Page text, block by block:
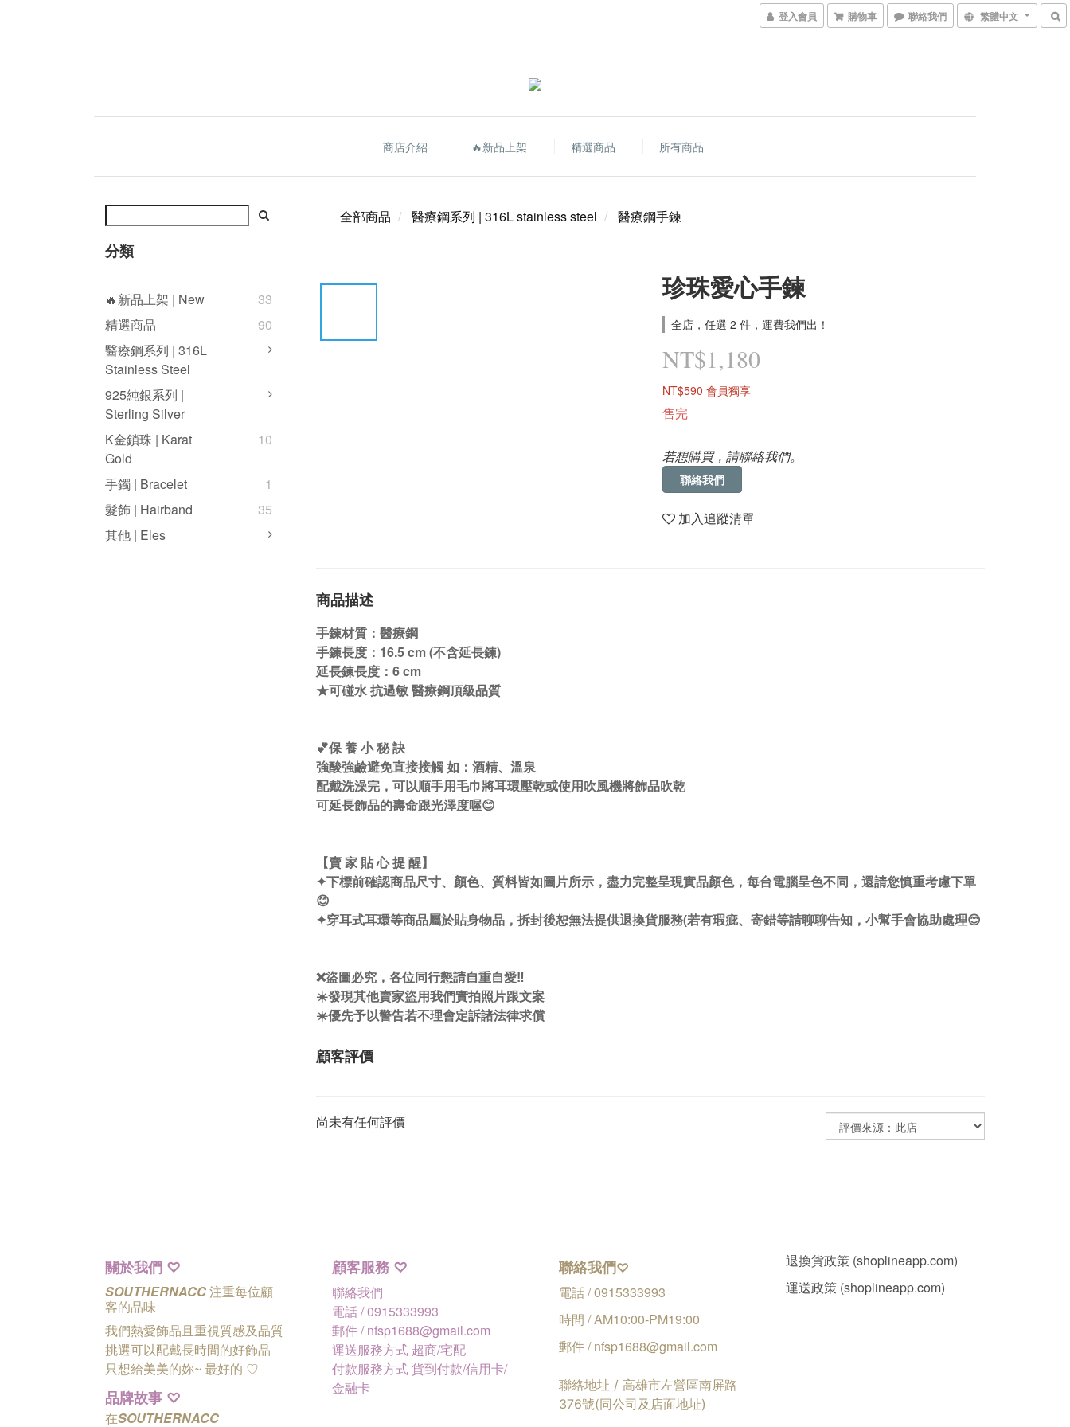
登入會員 購物車 聯絡我們 繁體中文
商店介紹 🔥新品上架 精選商品 所有商品
分類
🔥新品上架 | New
33
精選商品
90
醫療鋼系列 | 316L
Stainless Steel
925純銀系列 |
Sterling Silver
K金鎖珠 | Karat
Gold
10
手鐲 | Bracelet
1
髮飾 | Hairband
35
其他 | Eles
全部商品 醫療鋼系列 | 316L stainless steel 醫療鋼手鍊
珍珠愛心手鍊
全店，任選 2 件，運費我們出！
NT$1,180
NT$590 會員獨享
售完
若想購買，請聯絡我們。
聯絡我們
加入追蹤清單
商品描述
手鍊材質：醫療鋼
手鍊長度：16.5 cm (不含延長鍊)
延長鍊長度：6 cm
★可碰水 抗過敏 醫療鋼頂級品質
💕保 養 小 秘 訣
強酸強鹼避免直接接觸 如：酒精、溫泉
配戴洗澡完，可以順手用毛巾將耳環壓乾或使用吹風機將飾品吹乾
可延長飾品的壽命跟光澤度喔😊
【賣 家 貼 心 提 醒】
✦下標前確認商品尺寸、顏色、質料皆如圖片所示，盡力完整呈現實品顏色，每台電腦呈色不同，還請您慎重考慮下單
😊
✦穿耳式耳環等商品屬於貼身物品，拆封後恕無法提供退換貨服務(若有瑕疵、寄錯等請聊聊告知，小幫手會協助處理😊
❌盜圖必究，各位同行懇請自重自愛‼️
☀️發現其他賣家盜用我們實拍照片跟文案
☀️優先予以警告若不理會定訴諸法律求償
顧客評價
尚未有任何評價
關於我們 ♡
SOUTHERNACC注重每位顧
客的品味
我們熱愛飾品且重視質感及品質
挑選可以配戴長時間的好飾品
只想給美美的妳~ 最好的 ♡
品牌故事 ♡
在SOUTHERNACC
顧客服務 ♡
聯絡我們
電話 / 0915333993
郵件 / nfsp1688@gmail.com
運送服務方式 超商/宅配
付款服務方式 貨到付款/信用卡/
金融卡
聯絡我們♡
電話 / 0915333993
時間 / AM10:00-PM19:00
郵件 / nfsp1688@gmail.com
聯絡地址 / 高雄市左營區南屏路
376號(同公司及店面地址)
退換貨政策 (shoplineapp.com)
運送政策 (shoplineapp.com)